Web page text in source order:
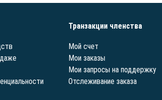
Транзакции членства
Мой счет
Мои заказы
Мои запросы на поддержку
Отслеживание заказа